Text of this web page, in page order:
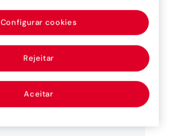
Rejeitar
Aceitar
Configurar cookies